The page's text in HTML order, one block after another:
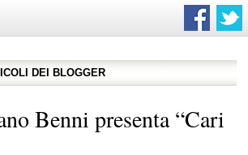
DEI BLOGGER
Benni presenta “Cari